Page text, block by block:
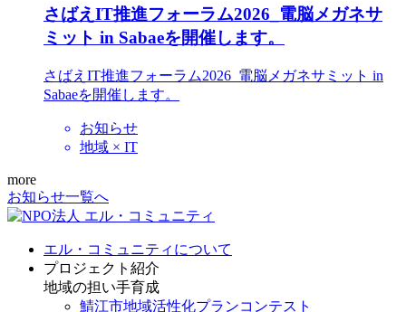
さばえIT推進フォーラム2026_電脳メガネサ
ミット in Sabaeを開催します。
さばえIT推進フォーラム2026_電脳メガネサミット in
Sabaeを開催します。
お知らせ
地域 × IT
more
お知らせ一覧へ
エル・コミュニティについて
プロジェクト紹介
地域の担い手育成
鯖江市地域活性化プランコンテスト